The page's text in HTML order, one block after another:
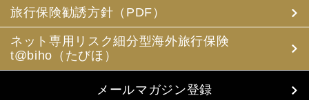
旅行保険勧誘方針（PDF）
ネット専用リスク細分型海外旅行保険
t@biho（たびほ）
メールマガジン登録